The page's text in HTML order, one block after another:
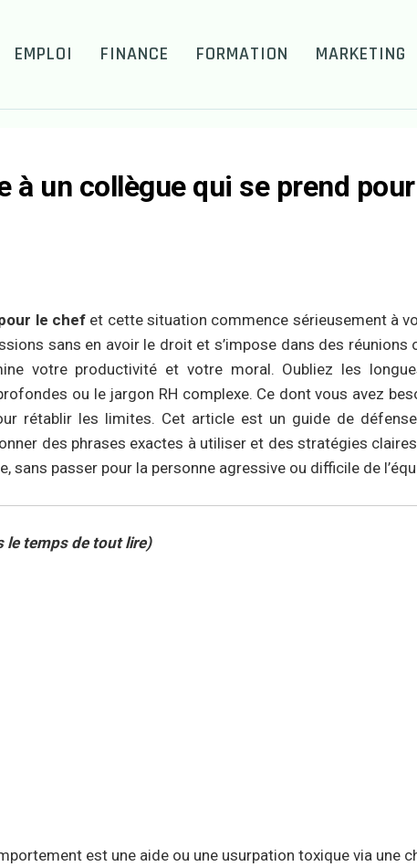
EMPLOI FINANCE FORMATION MARKETING
à un collègue qui se prend
le chefet cette situation commence sérieusement à
sans en avoir le droit et s’impose dans des réunions
votre productivité et votre moral. Oubliez les
ou le jargon RH complexe. Ce dont vous avez
rétablir les limites. Cet article est un guide de
des phrases exactes à utiliser et des stratégies
sans passer pour la personne agressive ou difficile de
le temps de tout lire)
est une aide ou une usurpation toxique via une